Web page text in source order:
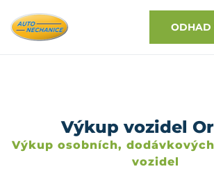
ODHAD
Výkup vozidel
Výkup osobních,
vozidel